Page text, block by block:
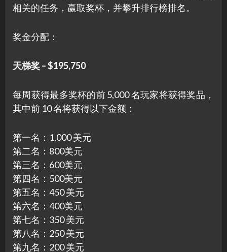
相关的任务，赢取奖杯，并攀升排行榜排名。
奖金分配：
天梯奖 – $195,750
每周获得最多奖杯的前 5,000 名玩家将获得奖品，
其中前 10 名将获得以下金额：
第一名：1,000 美元
第二名：800美元
第三名：600美元
第四名：500美元
第五名：450 美元
第六名：400美元
第七名：350 美元
第八名：250 美元
第九名：200 美元